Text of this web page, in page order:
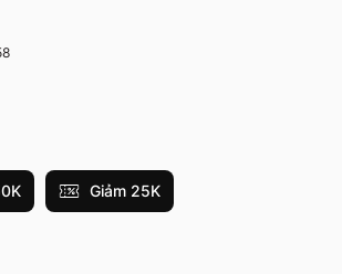
Giảm 25K